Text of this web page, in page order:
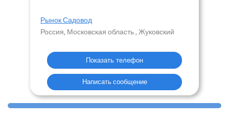
Рынок Садовод
Россия, Московская область , Жуковский
Показать телефон
Написать сообщение